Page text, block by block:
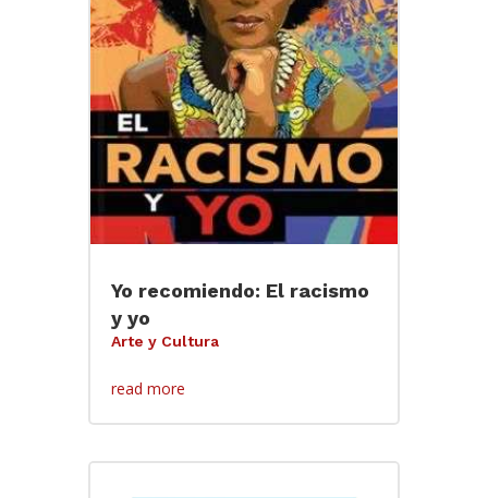
Yo recomiendo: El racismo
y yo
Arte y Cultura
read more